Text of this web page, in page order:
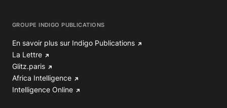
GROUPE INDIGO PUBLICATIONS
En savoir plus sur Indigo Publications
La Lettre
Glitz.paris
Africa Intelligence
Intelligence Online